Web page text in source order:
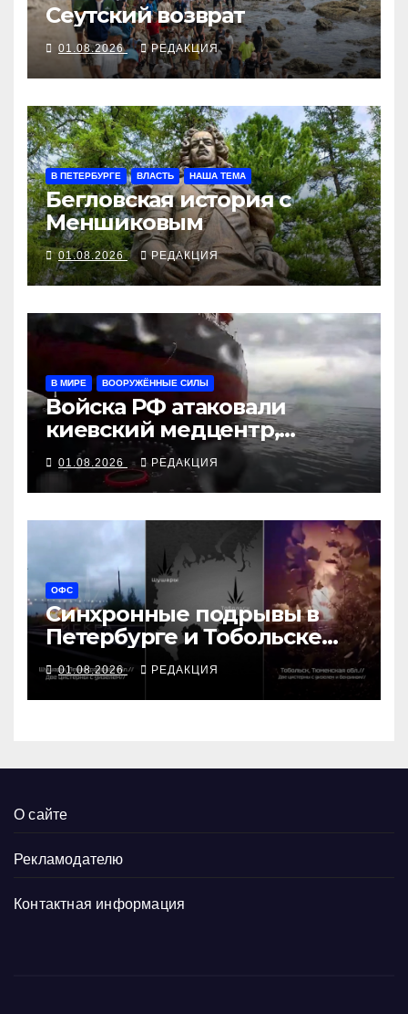
Сеутский возврат
01.08.2026 РЕДАКЦИЯ
В ПЕТЕРБУРГЕ ВЛАСТЬ НАША ТЕМА
Бегловская история с
Меншиковым
01.08.2026 РЕДАКЦИЯ
В МИРЕ ВООРУЖЁННЫЕ СИЛЫ
Войска РФ атаковали
киевский медцентр,
украинские БПЛА утопили
контейнеровоз «Росатома»
01.08.2026 РЕДАКЦИЯ
ОФС
Синхронные подрывы в
Петербурге и Тобольске
сорвали графики ВПК
01.08.2026 РЕДАКЦИЯ
О сайте
Рекламодателю
Контактная информация